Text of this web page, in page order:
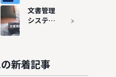
方法を徹
底解説
テムおす
すめ7選
文書管理
システム
新着記事